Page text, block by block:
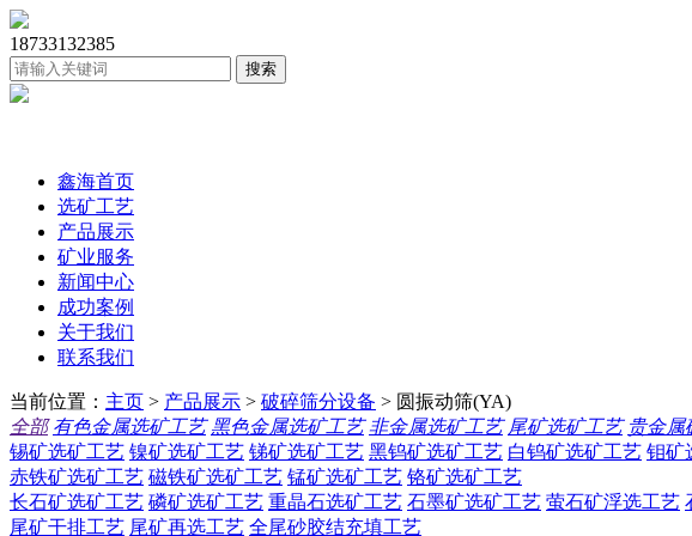
18733132385
鑫海首页
选矿工艺
产品展示
矿业服务
新闻中心
成功案例
关于我们
联系我们
当前位置： 主页 > 产品展示 > 破碎筛分设备 > 圆振动筛(YA)
全部 有色金属选矿工艺 黑色金属选矿工艺 非金属选矿工艺 尾矿选矿工艺 贵金属
锡矿选矿工艺 镍矿选矿工艺 锑矿选矿工艺 黑钨矿选矿工艺 白钨矿选矿工艺 钼矿
赤铁矿选矿工艺 磁铁矿选矿工艺 锰矿选矿工艺 铬矿选矿工艺
长石矿选矿工艺 磷矿选矿工艺 重晶石选矿工艺 石墨矿选矿工艺 萤石矿浮选工艺
尾矿干排工艺 尾矿再选工艺 全尾砂胶结充填工艺